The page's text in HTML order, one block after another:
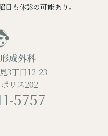
も休診の可能あり。
成外科
3丁目12-23
リス202
5757